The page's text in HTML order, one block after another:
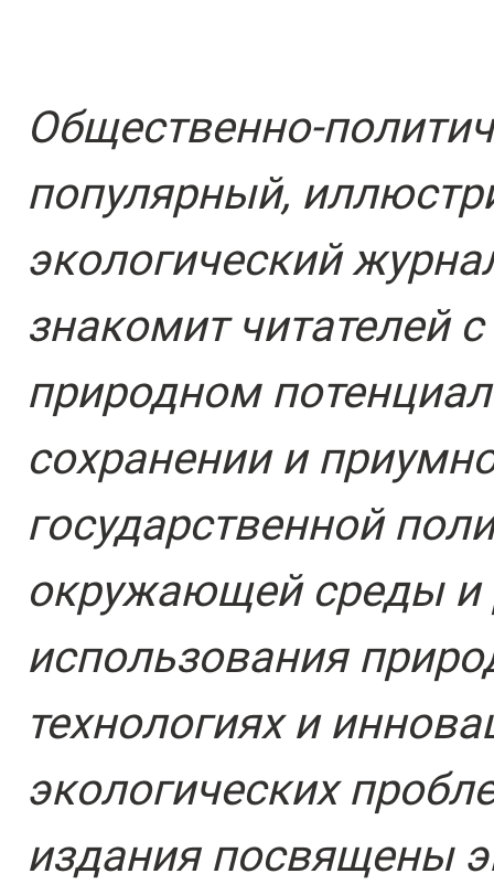
Общественно-
популярный,
экологический
знакомит читателей
природном
сохранении и
государственной
окружающей среды и
использования
технологиях и
экологических
издания посвящены